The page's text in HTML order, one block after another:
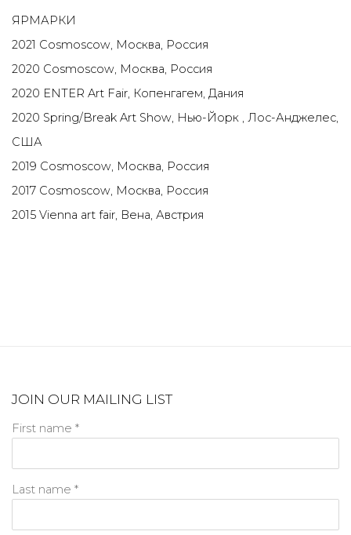
ЯРМАРКИ
2021 Cosmoscow, Москва, Россия
2020 Cosmoscow, Москва, Россия
2020 ENTER Art Fair, Копенгагем, Дания
2020 Spring/Break Art Show, Нью-Йорк , Лос-Анджелес,
США
2019 Cosmoscow, Москва, Россия
2017 Cosmoscow, Москва, Россия
2015 Vienna art fair, Вена, Австрия
JOIN OUR MAILING LIST
First name *
Last name *